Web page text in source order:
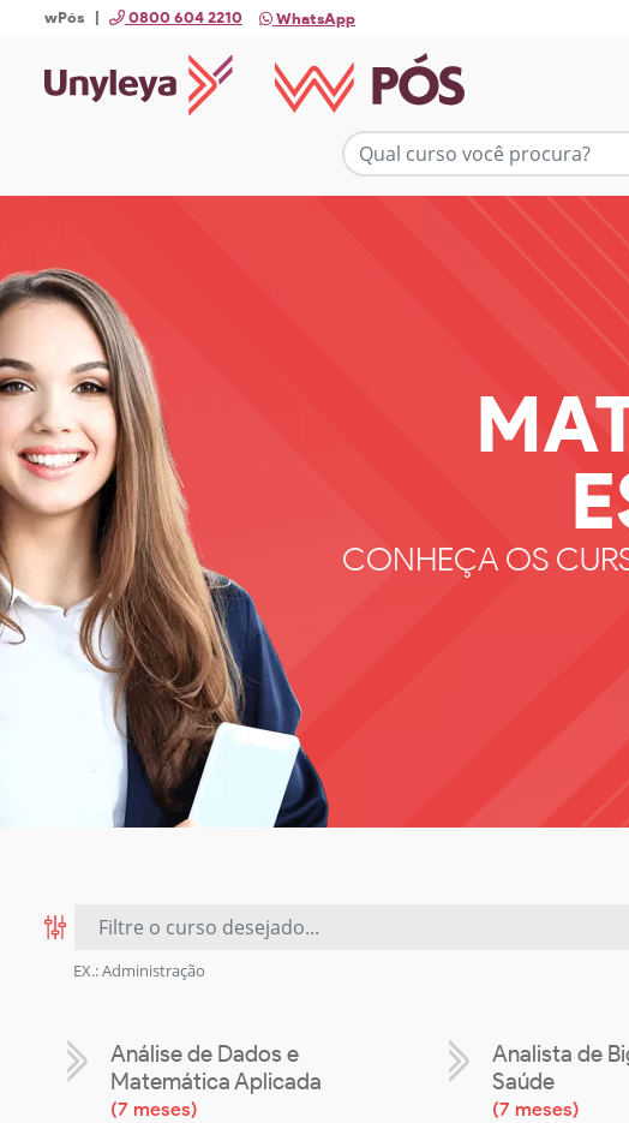
wPós | 0800 604 2210 WhatsApp
CONHEÇA OS
EX.: Administração
Análise de Dados e
Matemática Aplicada
(7 meses)
Analista de
Saúde
(7 meses)